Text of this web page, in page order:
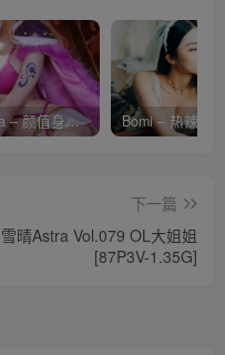
水淼Aqua – 颜值身材双在线 火爆日本 Cos写真作品合集
下一篇
雪晴Astra Vol.079 OL大姐姐
[87P3V-1.35G]